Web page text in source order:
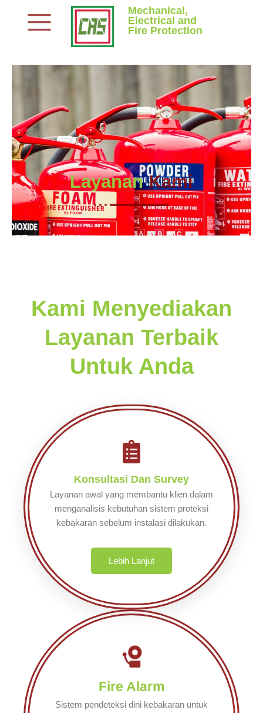
Mechanical,
Electrical and
Fire Protection
LayananKami
Kami Menyediakan
Layanan Terbaik
Untuk Anda
Konsultasi Dan Survey
Layanan awal yang membantu klien dalam
menganalisis kebutuhan sistem proteksi
kebakaran sebelum instalasi dilakukan.
Lebih Lanjut
Fire Alarm
Sistem pendeteksi dini kebakaran untuk